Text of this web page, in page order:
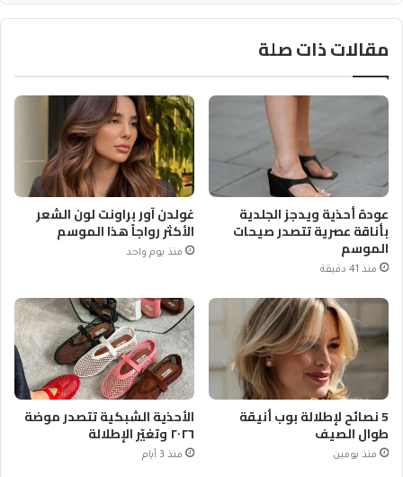
مقالات ذات صلة
عودة أحذية ويدجز الجلدية
بأناقة عصرية تتصدر صيحات
الموسم
منذ 41 دقيقة
غولدن آور براونت لون الشعر
الأكثر رواجاً هذا الموسم
منذ يوم واحد
5 نصائح لإطلالة بوب أنيقة
طوال الصيف
منذ يومين
الأحذية الشبكية تتصدر موضة
٢٠٢٦ وتغيّر الإطلالة
منذ 3 أيام